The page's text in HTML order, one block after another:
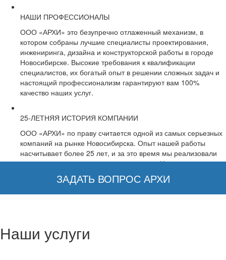
НАШИ ПРОФЕССИОНАЛЫ
ООО «АРХИ» это безупречно отлаженный механизм, в
котором собраны лучшие специалисты проектирования,
инжениринга, дизайна и конструкторской работы в городе
Новосибирске. Высокие требования к квалификации
специалистов, их богатый опыт в решении сложных задач и
настоящий профессионализм гарантируют вам 100%
качество наших услуг.
25-ЛЕТНЯЯ ИСТОРИЯ КОМПАНИИ
ООО «АРХИ» по праву считается одной из самых серьезных
компаний на рынке Новосибирска. Опыт нашей работы
насчитывает более 25 лет, и за это время мы реализовали
десятки сложных и интересных проектов. Несмотря на
солидный возраст, мы сохранили любовь и трепет к своей
работе, что отражается в каждом проекте, что мы создаем.f
обеспечивает полную технологическую цепочку всех
проектных, конструкторских и инженерных услуг в
ЗАДАТЬ ВОПРОС АРХИ
Наши услуги